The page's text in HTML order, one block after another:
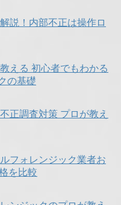
説！内部不正は操作ロ
える 初心者でもわかる
の基礎
正調査対策 プロが教え
フォレンジック業者お
を比較